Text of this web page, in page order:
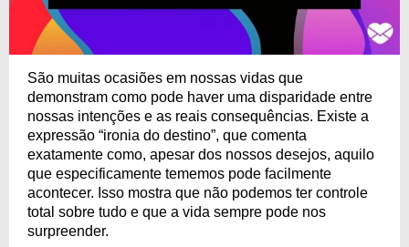
São muitas ocasiões em nossas vidas que
demonstram como pode haver uma disparidade entre
nossas intenções e as reais consequências. Existe a
expressão “ironia do destino”, que comenta
exatamente como, apesar dos nossos desejos, aquilo
que especificamente tememos pode facilmente
acontecer. Isso mostra que não podemos ter controle
total sobre tudo e que a vida sempre pode nos
surpreender.